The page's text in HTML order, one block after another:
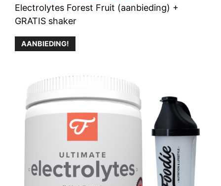
Electrolytes Forest Fruit (aanbieding) +
GRATIS shaker
AANBIEDING!